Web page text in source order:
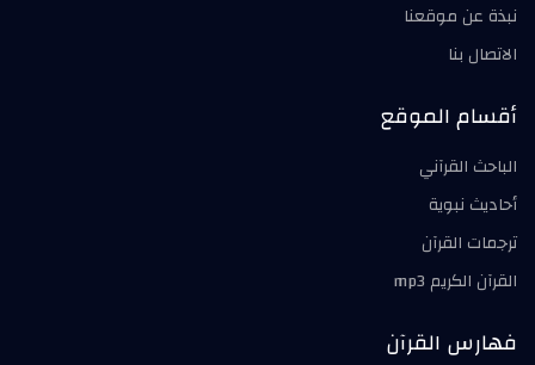
نبذة عن موقعنا
الاتصال بنا
أقسام الموقع
الباحث القرآني
أحاديث نبوية
ترجمات القرآن
القرآن الكريم mp3
فهارس القرآن